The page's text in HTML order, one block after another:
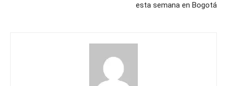
esta semana en Bogotá